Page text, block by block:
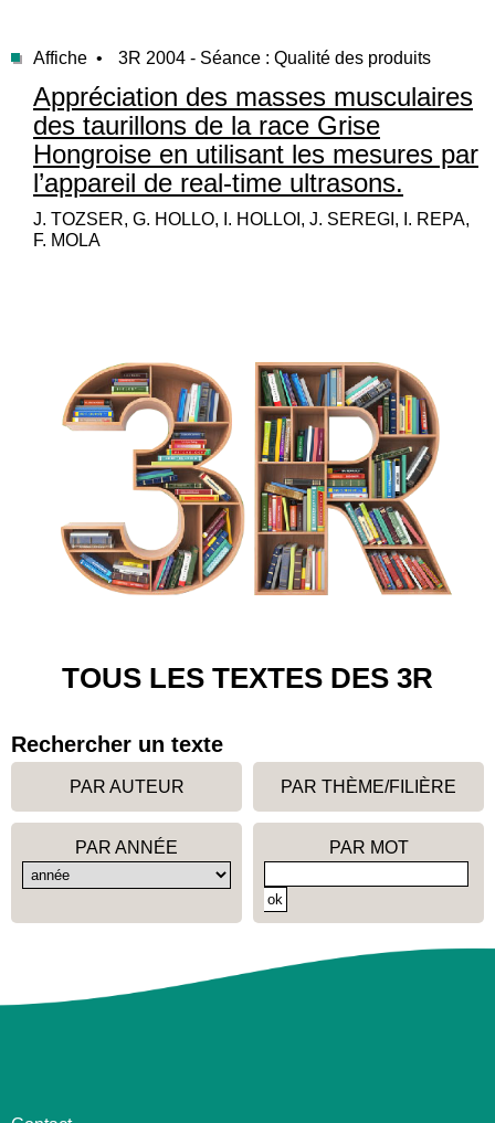
Affiche • 3R 2004 - Séance : Qualité des produits
Appréciation des masses musculaires
des taurillons de la race Grise
Hongroise en utilisant les mesures par
l’appareil de real-time ultrasons.
J. TOZSER, G. HOLLO, I. HOLLOI, J. SEREGI, I. REPA,
F. MOLA
TOUS LES TEXTES DES 3R
Rechercher un texte
PAR AUTEUR PAR THÈME/FILIÈRE
PAR ANNÉE PAR MOT